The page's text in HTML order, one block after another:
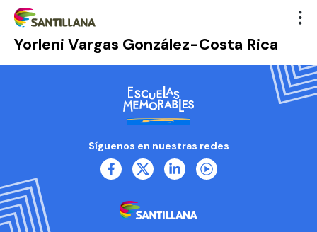
Yorleni Vargas González-Costa Rica
Síguenos en nuestras redes